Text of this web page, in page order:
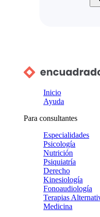
Inicio
Ayuda
Para consultantes
Especialidades
Psicología
Nutrición
Psiquiatría
Derecho
Kinesiología
Fonoaudiología
Terapias
Medicina